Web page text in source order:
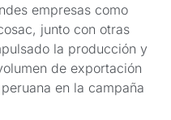
empresas como
junto con otras
la producción y
de exportación
en la campaña